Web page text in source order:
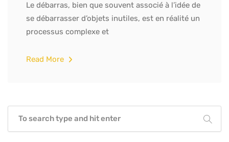
Le débarras, bien que souvent associé à l’idée de
se débarrasser d’objets inutiles, est en réalité un
processus complexe et
Read More